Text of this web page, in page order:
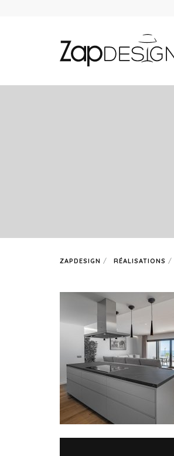
ZAPDESIGN / RÉALISATIONS /